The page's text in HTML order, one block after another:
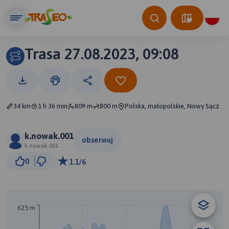
Trasa 27.08.2023, 09:08
34 km 1 h 36 min 809 m 800 m Polska, małopolskie, Nowy Sącz
k.nowak.001
k.nowak.001
obserwuj
0 1.1/6
625 m